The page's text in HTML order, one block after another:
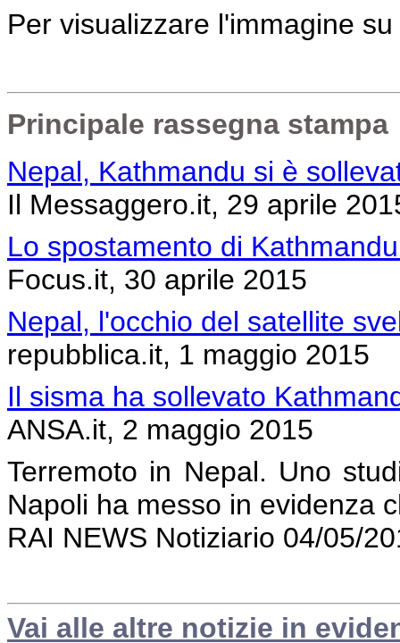
Per visualizzare l'immagine
Principale rassegna stampa
Nepal, Kathmandu si è
Il Messaggero.it, 29 aprile
Lo spostamento di
Focus.it, 30 aprile 2015
Nepal, l'occhio del satellite
repubblica.it, 1 maggio 2015
Il sisma ha sollevato
ANSA.it, 2 maggio 2015
Terremoto in Nepal. Uno
Napoli ha messo in evidenza
RAI NEWS Notiziario 04/05/
Vai alle altre notizie in